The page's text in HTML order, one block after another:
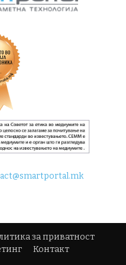
за приватност
Контакт